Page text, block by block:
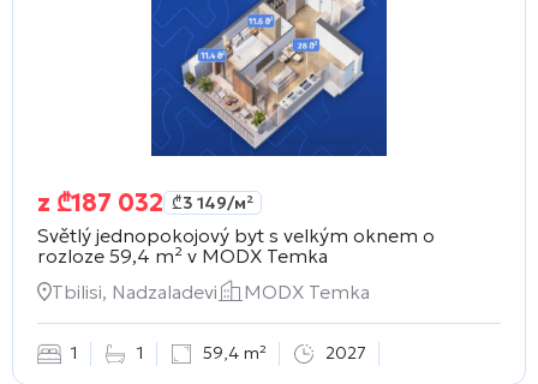
z ₾187 032 ₾3 149/м²
Světlý jednopokojový byt s velkým oknem o
rozloze 59,4 m² v MODX Temka
Tbilisi, Nadzaladevi
MODX Temka
1 1 59,4 m² 2027